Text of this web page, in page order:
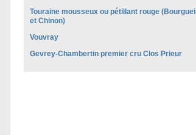
Touraine mousseux ou pétillant rouge (Bourgueil
et Chinon)
Vouvray
Gevrey-Chambertin premier cru Clos Prieur